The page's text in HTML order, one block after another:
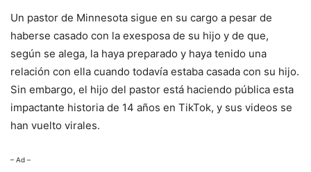
Un pastor de Minnesota sigue en su cargo a pesar de
haberse casado con la exesposa de su hijo y de que,
según se alega, la haya preparado y haya tenido una
relación con ella cuando todavía estaba casada con su hijo.
Sin embargo, el hijo del pastor está haciendo pública esta
impactante historia de 14 años en TikTok, y sus videos se
han vuelto virales.
– Ad –